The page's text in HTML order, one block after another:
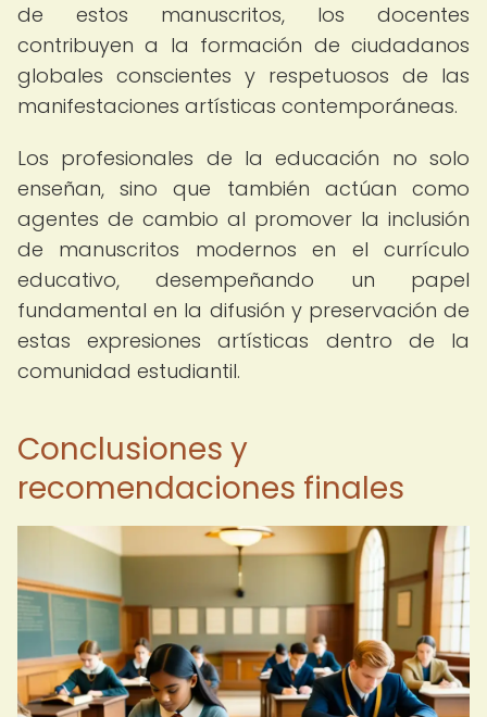
de estos manuscritos, los docentes
contribuyen a la formación de ciudadanos
globales conscientes y respetuosos de las
manifestaciones artísticas contemporáneas.
Los profesionales de la educación no solo
enseñan, sino que también actúan como
agentes de cambio al promover la inclusión
de manuscritos modernos en el currículo
educativo, desempeñando un papel
fundamental en la difusión y preservación de
estas expresiones artísticas dentro de la
comunidad estudiantil.
Conclusiones y
recomendaciones finales